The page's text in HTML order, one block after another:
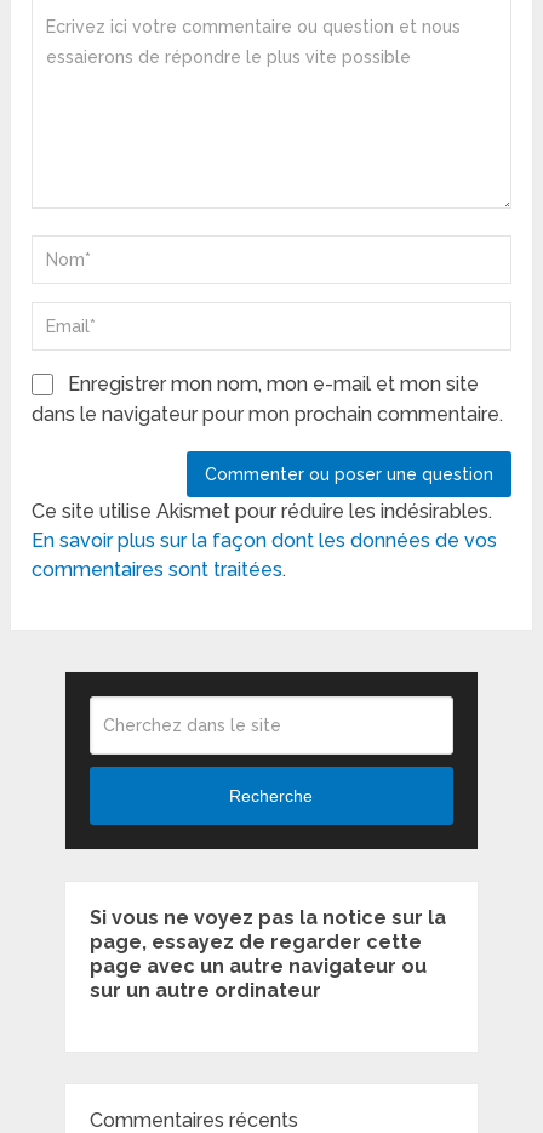
Enregistrer mon nom, mon e-mail et mon site
dans le navigateur pour mon prochain commentaire.
Ce site utilise Akismet pour réduire les indésirables.
En savoir plus sur la façon dont les données de vos
commentaires sont traitées.
Recherche
Si vous ne voyez pas la notice sur la
page, essayez de regarder cette
page avec un autre navigateur ou
sur un autre ordinateur
Commentaires récents